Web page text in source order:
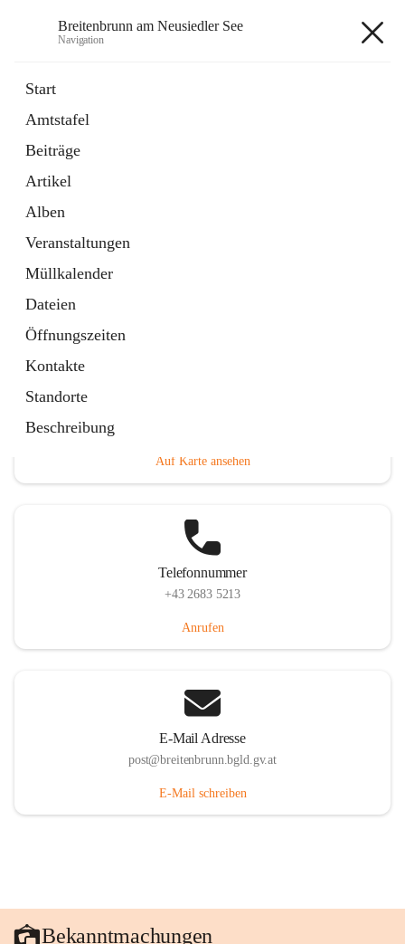
Breitenbrunn am Neusiedler See
Navigation
Start
Amtstafel
Beiträge
Artikel
Alben
Veranstaltungen
Müllkalender
Dateien
Öffnungszeiten
Kontakte
Standorte
Beschreibung
18 Schnellzugriffe
Gemeindeservice
Auf Karte ansehen
Telefonnummer
+43 2683 5213
Anrufen
E-Mail Adresse
post@breitenbrunn.bgld.gv.at
E-Mail schreiben
Bekanntmachungen